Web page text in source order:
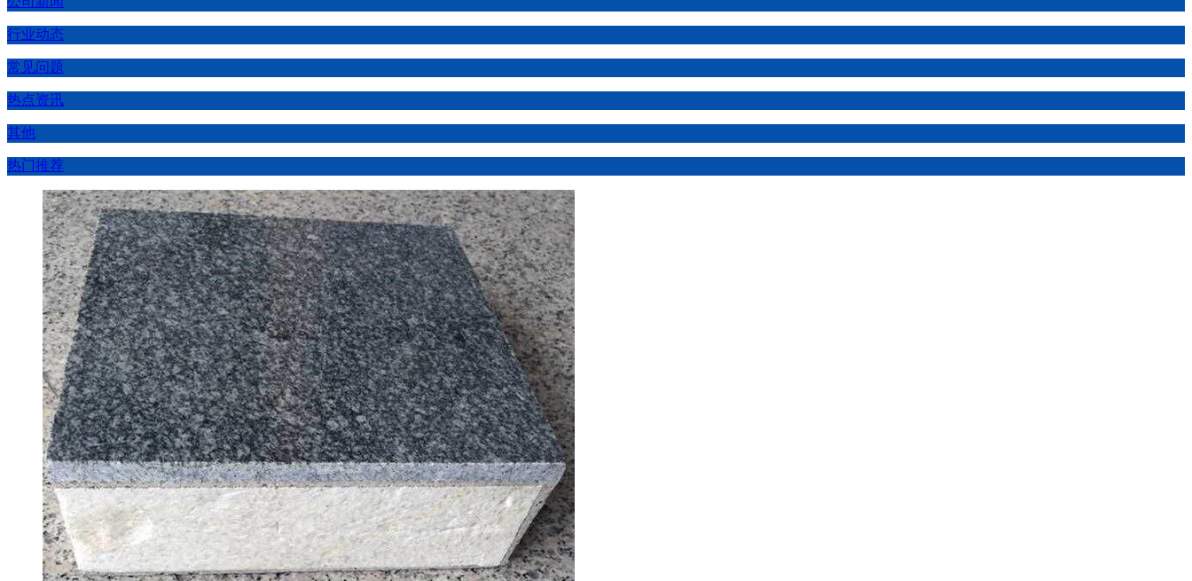
行业动态
常见问题
热点资讯
其他
热门推荐